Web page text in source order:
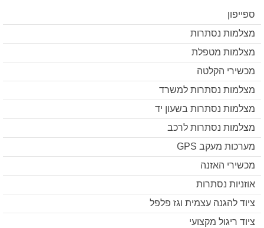
ספייפון
מצלמות נסתרות
מצלמות מטפלת
מכשירי הקלטה
מצלמות נסתרות למשרד
מצלמות נסתרות בשעון יד
מצלמות נסתרות לרכב
מערכות מעקב GPS
מכשירי האזנה
אוזניות נסתרות
ציוד להגנה עצמית וגז פלפל
ציוד ריגול מקצועי